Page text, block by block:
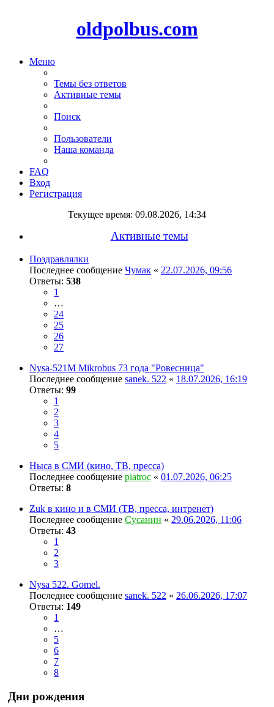
oldpolbus.com
Меню
Темы без ответов
Активные темы
Поиск
Пользователи
Наша команда
FAQ
Вход
Регистрация
Текущее время: 09.08.2026, 14:34
Активные темы
Поздравлялки
Последнее сообщение Чумак « 22.07.2026, 09:56
Ответы: 538
1
…
24
25
26
27
Nysa-521M Mikrobus 73 года "Ровесница"
Последнее сообщение sanek. 522 « 18.07.2026, 16:19
Ответы: 99
1
2
3
4
5
Ныса в СМИ (кино, ТВ, пресса)
Последнее сообщение piatroc « 01.07.2026, 06:25
Ответы: 8
Zuk в кино и в СМИ (ТВ, пресса, интренет)
Последнее сообщение Сусанин « 29.06.2026, 11:06
Ответы: 43
1
2
3
Nysa 522. Gomel.
Последнее сообщение sanek. 522 « 26.06.2026, 17:07
Ответы: 149
1
…
5
6
7
8
Дни рождения